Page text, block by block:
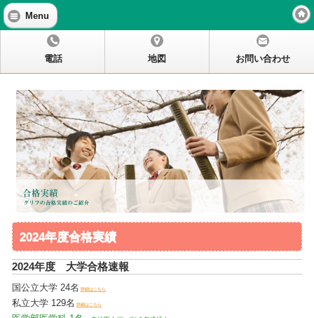
Menu
電話 地図 お問い合わせ
2024年度合格実績
2024年度 大学合格速報
国公立大学 24名 詳細はこちら
私立大学 129名 詳細はこちら